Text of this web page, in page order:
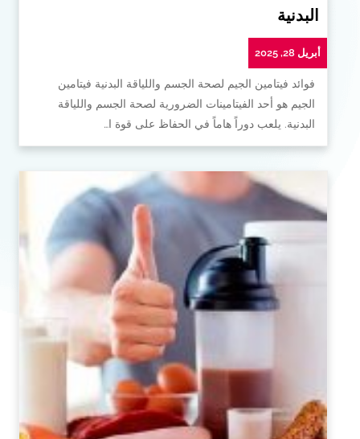
البدنية
أبريل 28, 2025
فوائد فيتامين الجيم لصحة الجسم واللياقة البدنية فيتامين
الجيم هو أحد الفيتامينات الضرورية لصحة الجسم واللياقة
البدنية. يلعب دوراً هاماً في الحفاظ على قوة ا…